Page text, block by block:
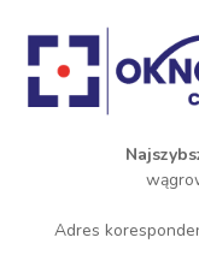
Adres